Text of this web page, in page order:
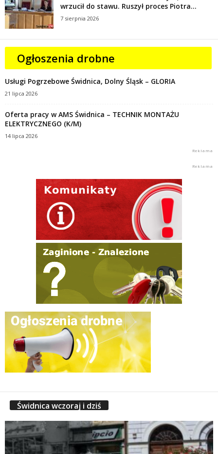
wrzucił do stawu. Ruszył proces Piotra...
7 sierpnia 2026
Ogłoszenia drobne
Usługi Pogrzebowe Świdnica, Dolny Śląsk – GLORIA
21 lipca 2026
Oferta pracy w AMS Świdnica – TECHNIK MONTAŻU
ELEKTRYCZNEGO (K/M)
14 lipca 2026
Świdnica wczoraj i dziś